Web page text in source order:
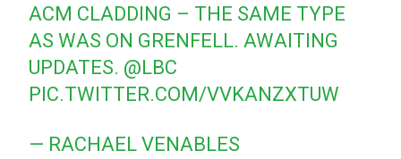
ACM CLADDING – THE SAME TYPE
AS WAS ON GRENFELL. AWAITING
UPDATES. @LBC
PIC.TWITTER.COM/VVKANZXTUW
— RACHAEL VENABLES